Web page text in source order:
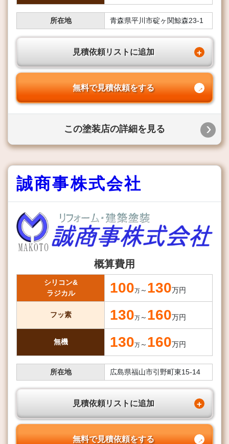
所在地 青森県平川市碇ヶ関鯨森23-1
見積依頼リストに追加
無料で見積依頼をする
この塗装店の詳細を見る
誠商事株式会社
所在地 広島県福山市引野町東15-14
概算費用
シリコン&
ラジカル
100万 ～ 130万円
フッ素 130万 ～ 160万円
無機 130万 ～ 160万円
見積依頼リストに追加
無料で見積依頼をする